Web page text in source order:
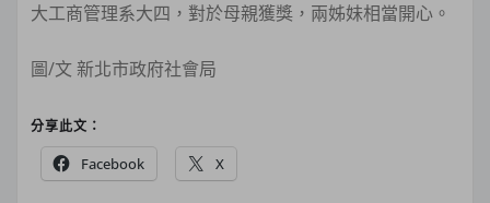
大工商管理系大四，對於母親獲獎，兩姊妹相當開心。
圖/文 新北市政府社會局
分享此文：
Facebook X